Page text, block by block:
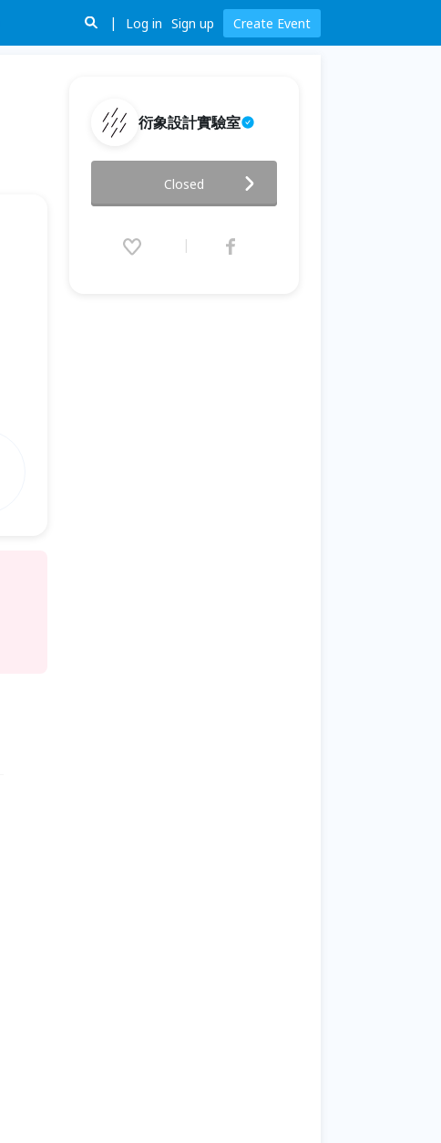
Log in Sign up Create Event
衍象設計實驗室
2026.04.29 (Wed) 14:00 - 05.20
(Wed) 16:00 (GMT+8)
Closed